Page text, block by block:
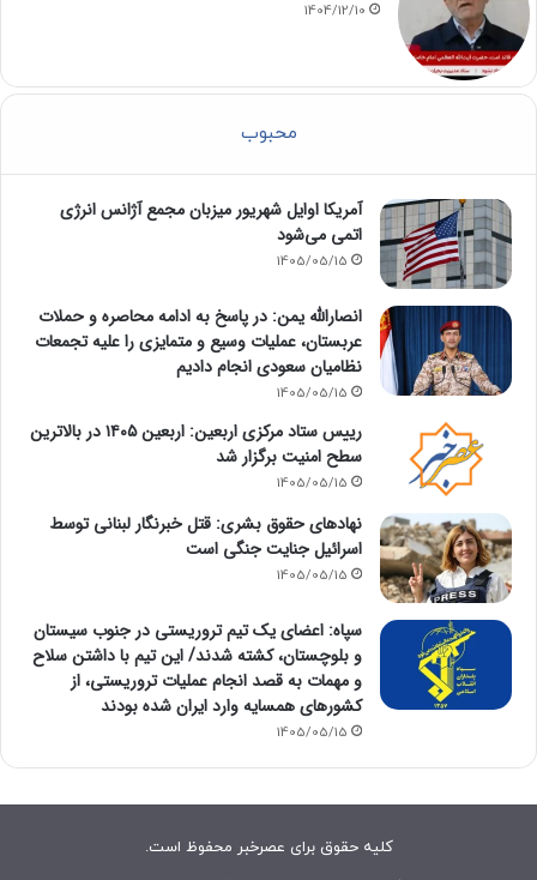
1404/12/10
محبوب
آمریکا اوایل شهریور میزبان مجمع آژانس انرژی
اتمی می‌شود
1405/05/15
انصارالله یمن: در پاسخ به ادامه محاصره و حملات
عربستان، عملیات وسیع و متمایزی را علیه تجمعات
نظامیان سعودی انجام دادیم
1405/05/15
رییس ستاد مرکزی اربعین: اربعین ۱۴۰۵ در بالاترین
سطح امنیت برگزار شد
1405/05/15
نهادهای حقوق بشری: قتل خبرنگار لبنانی توسط
اسرائیل جنایت جنگی است
1405/05/15
سپاه: اعضای یک تیم تروریستی در جنوب سیستان
و بلوچستان، کشته شدند/ این تیم با داشتن سلاح
و مهمات به قصد انجام عملیات تروریستی، از
کشورهای همسایه وارد ایران شده بودند
1405/05/15
کلیه حقوق برای عصرخبر محفوظ است.